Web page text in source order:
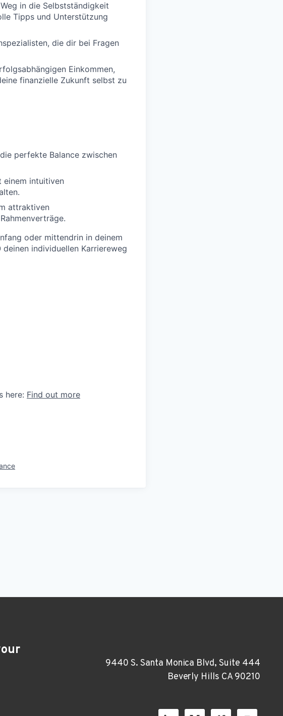
in die Selbstständigkeit
Tipps und Unterstützung
die dir bei Fragen
Einkommen,
finanzielle Zukunft selbst zu
perfekte Balance zwischen
einem intuitiven
attraktiven
oder mittendrin in deinem
individuellen Karriereweg
here: Find out more
9440 S. Santa Monica Blvd, Suite 444
Beverly Hills CA 90210